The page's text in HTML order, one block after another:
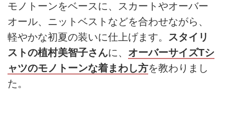
モノトーンをベースに、スカートやオーバー
オール、ニットベストなどを合わせながら、
軽やかな初夏の装いに仕上げます。 スタイリ
ストの植村美智子さんに、 オーバーサイズTシ
ャツのモノトーンな着まわし方を教わりまし
た。